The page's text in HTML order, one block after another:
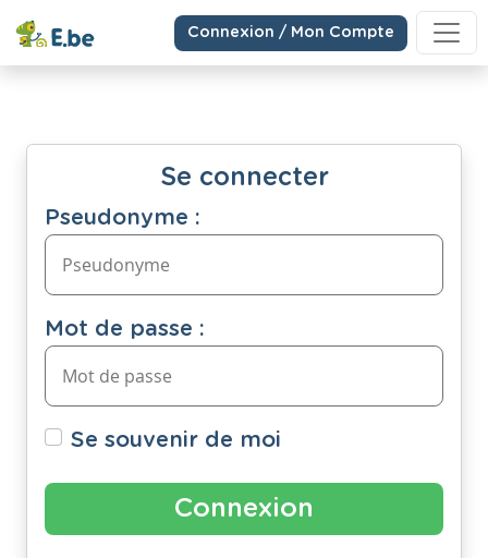
Connexion / Mon Compte
Se connecter
Pseudonyme :
Mot de passe :
Se souvenir de moi